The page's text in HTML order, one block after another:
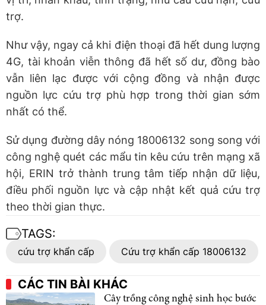
trợ.
Như vậy, ngay cả khi điện thoại đã hết dung lượng
4G, tài khoản viễn thông đã hết số dư, đồng bào
vẫn liên lạc được với cộng đồng và nhận được
nguồn lực cứu trợ phù hợp trong thời gian sớm
nhất có thể.
Sử dụng đường dây nóng 18006132 song song với
công nghệ quét các mẩu tin kêu cứu trên mạng xã
hội, ERIN trở thành trung tâm tiếp nhận dữ liệu,
điều phối nguồn lực và cập nhật kết quả cứu trợ
theo thời gian thực.
TAGS:
cứu trợ khẩn cấp Cứu trợ khẩn cấp 18006132
CÁC TIN BÀI KHÁC
Cây trồng công nghệ sinh học bước